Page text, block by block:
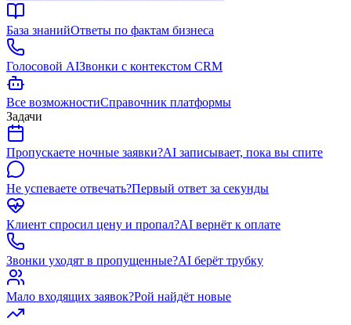
База знанийОтветы по фактам бизнеса
Голосовой AIЗвонки с контекстом CRM
Все возможностиСправочник платформы
Задачи
Пропускаете ночные заявки?AI записывает, пока вы спите
Не успеваете отвечать?Первый ответ за секунды
Клиент спросил цену и пропал?AI вернёт к оплате
Звонки уходят в пропущенные?AI берёт трубку
Мало входящих заявок?Рой найдёт новые